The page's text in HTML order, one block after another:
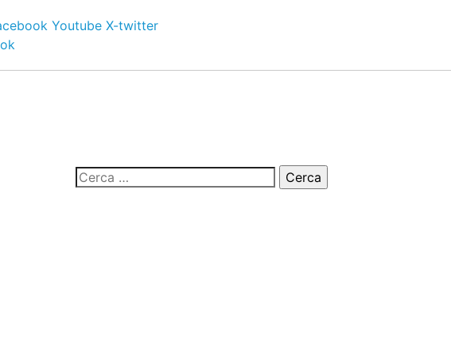
Youtube X-twitter